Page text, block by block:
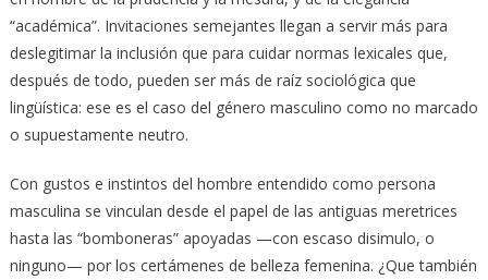
“académica”. Invitaciones semejantes llegan a servir más para
deslegitimar la inclusión que para cuidar normas lexicales que,
después de todo, pueden ser más de raíz sociológica que
lingüística: ese es el caso del género masculino como no marcado
o supuestamente neutro.
Con gustos e instintos del hombre entendido como persona
masculina se vinculan desde el papel de las antiguas meretrices
hasta las “bomboneras” apoyadas —con escaso disimulo, o
ninguno— por los certámenes de belleza femenina. ¿Que también